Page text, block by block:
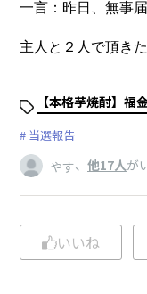
一言：昨日、無事
主人と２人で頂き
【本格芋焼酎】福
当選報告
やす、 他17人が
いいね